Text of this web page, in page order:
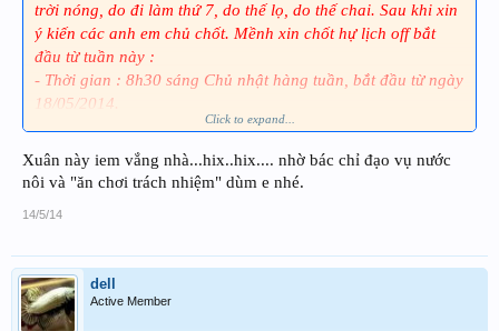
trời nóng, do đi làm thứ 7, do thế lọ, do thế chai. Sau khi xin
ý kiến các anh em chủ chốt. Mềnh xin chốt hự lịch off bắt
đầu từ tuần này :
- Thời gian : 8h30 sáng Chủ nhật hàng tuần, bắt đầu từ ngày
18/05/2014.
- Địa điểm : Cafe Tom Số 7 Ngõ Hàng Cháo
- Lịch off sẽ không thay đổi nữa,trừ khi có sự kiện đặc biệt
- Các lịch off bổ sung sẽ được thông báo kịp thời.
Click to expand...
Xuân này iem vắng nhà...hix..hix.... nhờ bác chỉ đạo vụ nước
nôi và "ăn chơi trách nhiệm" dùm e nhé.
14/5/14
dell
Active Member